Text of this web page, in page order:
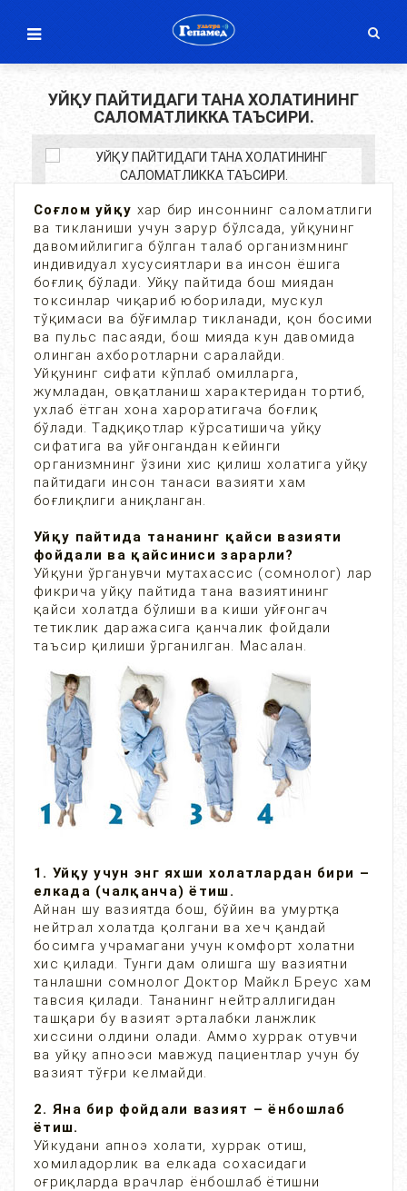
УЙҚУ ПАЙТИДАГИ ТАНА ХОЛАТИНИНГ
САЛОМАТЛИККА ТАЪСИРИ.
Соғлом уйқу хар бир инсоннинг саломатлиги
ва тикланиши учун зарур бўлсада, уйқунинг
давомийлигига бўлган талаб организмнинг
индивидуал хусусиятлари ва инсон ёшига
боғлиқ бўлади. Уйқу пайтида бош миядан
токсинлар чиқариб юборилади, мускул
тўқимаси ва бўғимлар тикланади, қон босими
ва пульс пасаяди, бош мияда кун давомида
олинган ахборотларни саралайди.
Уйқунинг сифати кўплаб омилларга,
жумладан, овқатланиш характеридан тортиб,
ухлаб ётган хона хароратигача боғлиқ
бўлади. Тадқиқотлар кўрсатишича уйқу
сифатига ва уйғонгандан кейинги
организмнинг ўзини хис қилиш холатига уйқу
пайтидаги инсон танаси вазияти хам
боғлиқлиги аниқланган.
Уйқу пайтида тананинг қайси вазияти
фойдали ва қайсиниси зарарли?
Уйқуни ўрганувчи мутахассис (сомнолог) лар
фикрича уйқу пайтида тана вазиятининг
қайси холатда бўлиши ва киши уйғонгач
тетиклик даражасига қанчалик фойдали
таъсир қилиши ўрганилган. Масалан.
1. Уйқу учун энг яхши холатлардан бири –
елкада (чалқанча) ётиш.
Айнан шу вазиятда бош, бўйин ва умуртқа
нейтрал холатда қолгани ва хеч қандай
босимга учрамагани учун комфорт холатни
хис қилади. Тунги дам олишга шу вазиятни
танлашни сомнолог Доктор Майкл Бреус хам
тавсия қилади. Тананинг нейтраллигидан
ташқари бу вазият эрталабки ланжлик
хиссини олдини олади. Аммо хуррак отувчи
ва уйқу апноэси мавжуд пациентлар учун бу
вазият тўғри келмайди.
2. Яна бир фойдали вазият – ёнбошлаб
ётиш.
Уйкудани апноэ холати, хуррак отиш,
хомиладорлик ва елкада сохасидаги
оғриқларда врачлар ёнбошлаб ётишни